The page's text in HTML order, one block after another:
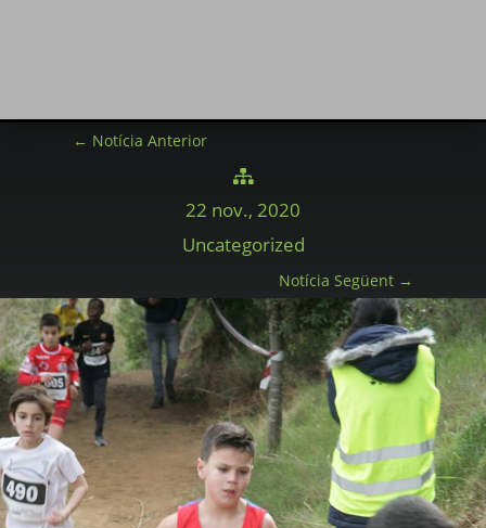
← Notícia Anterior

22 nov., 2020
Uncategorized
Notícia Següent→